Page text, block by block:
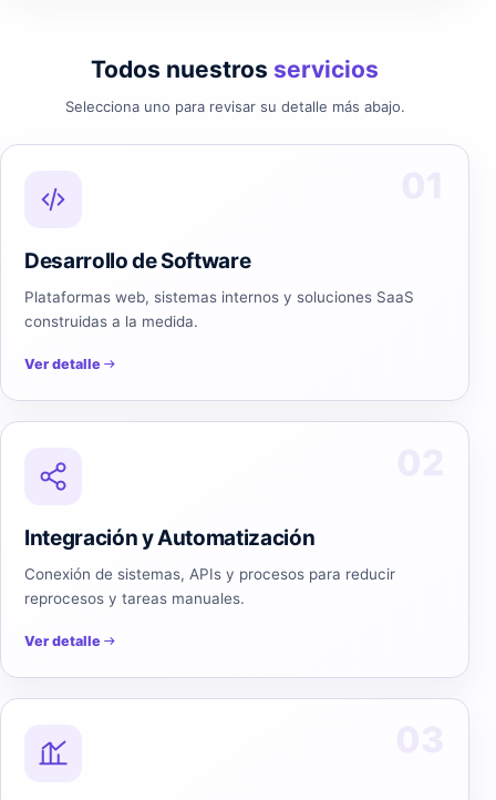
Todos nuestros servicios
Selecciona uno para revisar su detalle más abajo.
Desarrollo de Software
Plataformas web, sistemas internos y soluciones SaaS
construidas a la medida.
Ver detalle
Integración y Automatización
Conexión de sistemas, APIs y procesos para reducir
reprocesos y tareas manuales.
Ver detalle